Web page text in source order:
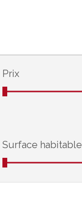
Prix
Surface habitable